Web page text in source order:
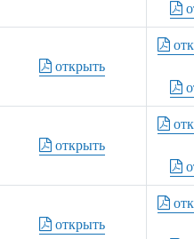
открыть
открыть
открыть